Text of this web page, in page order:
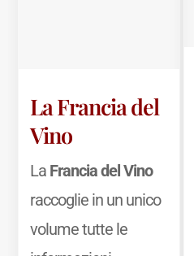
La Francia del
Vino
La Francia del Vino
raccoglie in un unico
volume tutte le